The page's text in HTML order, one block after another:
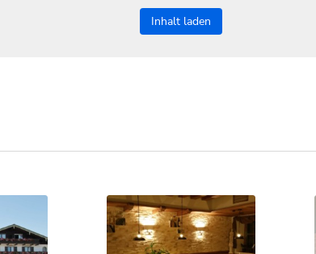
Inhalt laden